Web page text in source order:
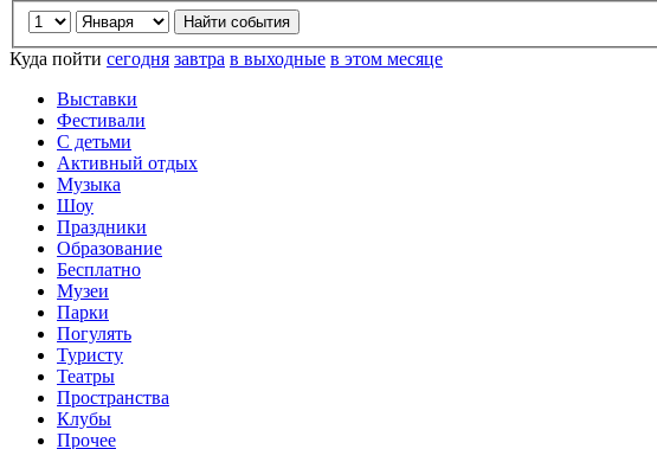
Куда пойти сегодня завтра в выходные в этом месяце
Выставки
Фестивали
С детьми
Активный отдых
Музыка
Шоу
Праздники
Образование
Бесплатно
Музеи
Парки
Погулять
Туристу
Театры
Пространства
Клубы
Прочее